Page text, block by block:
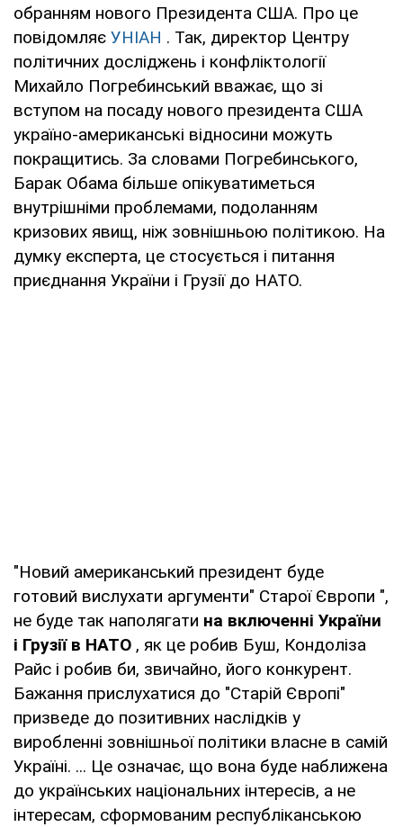
обранням нового Президента США. Про це
повідомляє УНІАН . Так, директор Центру
політичних досліджень і конфліктології
Михайло Погребинський вважає, що зі
вступом на посаду нового президента США
україно-американські відносини можуть
покращитись. За словами Погребинського,
Барак Обама більше опікуватиметься
внутрішніми проблемами, подоланням
кризових явищ, ніж зовнішньою політикою. На
думку експерта, це стосується і питання
приєднання України і Грузії до НАТО.
"Новий американський президент буде
готовий вислухати аргументи" Старої Європи ",
не буде так наполягати на включенні України
і Грузії в НАТО , як це робив Буш, Кондоліза
Райс і робив би, звичайно, його конкурент.
Бажання прислухатися до "Старій Європі"
призведе до позитивних наслідків у
виробленні зовнішньої політики власне в самій
Україні. ... Це означає, що вона буде наближена
до українських національних інтересів, а не
інтересам, сформованим республіканською